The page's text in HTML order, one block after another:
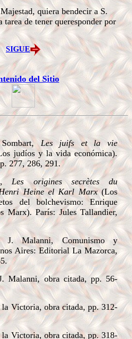
quiera bendecir a S.
de tener queresponder por
SIGUE
del Sitio
Les juifs et la vie
judíos y la vida económica).
277, 286, 291.
Les origines secrètes du
Heine el Karl Marx(Los
del bolchevismo: Enrique
Marx). París: Jules Tallandier,
J. Malanni, Comunismo y
Aires: Editorial La Mazorca,
Malanni, obra citada, pp. 56-
Victoria, obra citada, pp. 312-
Victoria, obra citada, pp. 318-